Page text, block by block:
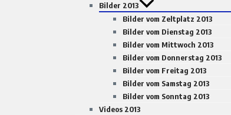
Bilder 2013
Bilder vom Zeltplatz 2013
Bilder vom Dienstag 2013
Bilder vom Mittwoch 2013
Bilder vom Donnerstag 2013
Bilder vom Freitag 2013
Bilder vom Samstag 2013
Bilder vom Sonntag 2013
Videos 2013